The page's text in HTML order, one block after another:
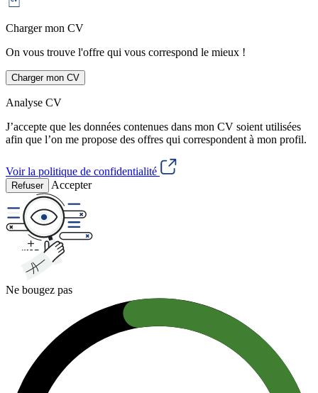
Charger mon CV
On vous trouve l'offre qui vous correspond le mieux !
Charger mon CV
Analyse CV
J’accepte que les données contenues dans mon CV soient utilisées
afin que l’on me propose des offres qui correspondent à mon profil.
Voir la politique de confidentialité
Refuser Accepter
Ne bougez pas